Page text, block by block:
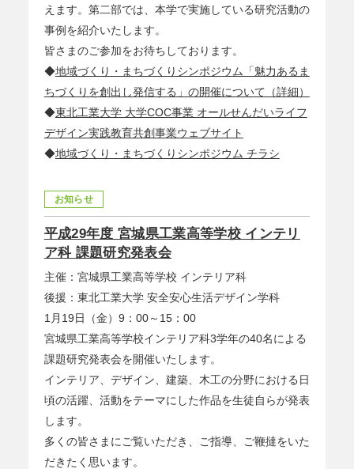
えます。第二部では、本学で実施している研究活動の
事例を紹介いたします。
皆さまのご参加をお待ちしております。
◆地域づくり・まちづくりシンポジウム「魅力あるま
ちづくりを創出し発信する」の開催について（詳細）
◆東北工業大学 大学COC事業 オールせんだいライフ
デザイン実践教育共創事業ウェブサイト
◆地域づくり・まちづくりシンポジウム チラシ
お知らせ
平成29年度 宮城県工業高等学校 インテリ
ア科 課題研究発表会
主催：宮城県工業高等学校 インテリア科
後援：東北工業大学 安全安心生活デザイン学科
1月19日（金）9：00～15：00
宮城県工業高等学校インテリア科3学年の40名による
課題研究発表会を開催いたします。
インテリア、デザイン、建築、木工の分野における日
頃の活躍、活動をテーマにした作品を生徒自らが発表
します。
多くの皆さまにご覧いただき、ご指導、ご鞭撻をいた
だきたく思います。